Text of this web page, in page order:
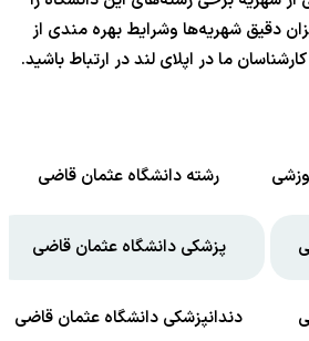
دقیق شهریه‌ها وشرایط بهره مندی از
ما در اپلای لند در ارتباط باشید.
رشته دانشگاه عثمان قاضی
پزشکی دانشگاه عثمان قاضی
دندانپزشکی دانشگاه عثمان قاضی